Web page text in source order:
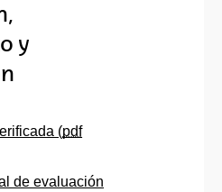
y
(pdf
una nueva ventana)
de evaluación